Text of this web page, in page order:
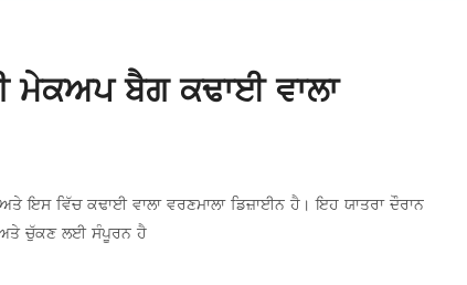
ਮੇਕਅਪ ਬੈਗ ਕਢਾਈ ਵਾਲਾ
ਇਸ ਵਿੱਚ ਕਢਾਈ ਵਾਲਾ ਵਰਣਮਾਲਾ ਡਿਜ਼ਾਈਨ ਹੈ। ਇਹ ਯਾਤਰਾ ਦੌਰਾਨ
ਅਤੇ ਚੁੱਕਣ ਲਈ ਸੰਪੂਰਨ ਹੈ